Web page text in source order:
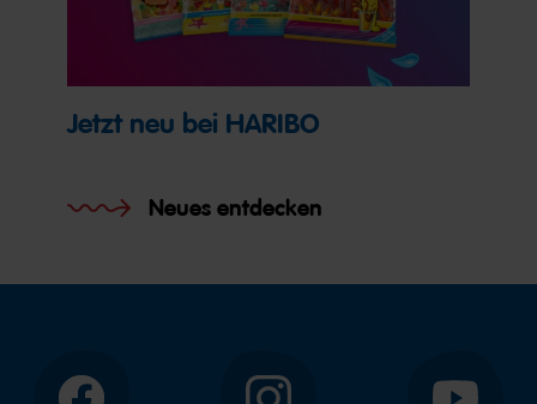
Jetzt neu bei HARIBO
Neues entdecken